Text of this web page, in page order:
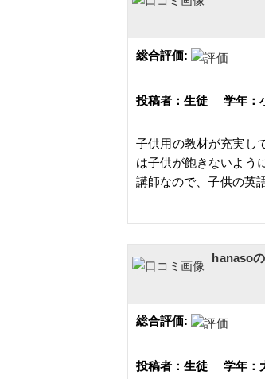
総合評価:
投稿者：生徒 学年：
子供用の教材が充実し
は子供が飽きないよう
講師なので、子供の英
hanaso
総合評価:
投稿者：生徒 学年：